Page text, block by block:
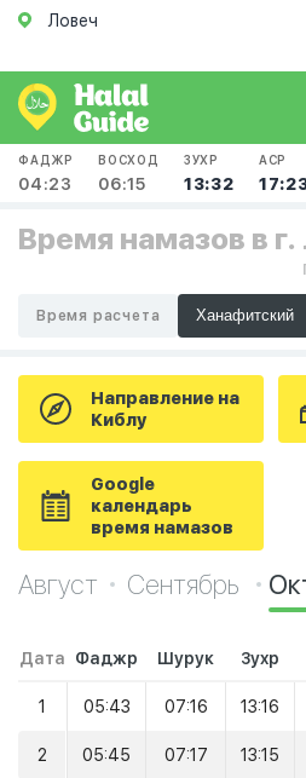
Ловеч
ФАДЖР
04:23
ВОСХОД
06:15
ЗУХР
13:32
АСР
Время намазов в г.
Время расчета
Направление на
Киблу
Google
календарь
время намазов
Август Сентябрь
Дата Фаджр Шурук Зухр
1 05:43 07:16 13:16
2 05:45 07:17 13:15